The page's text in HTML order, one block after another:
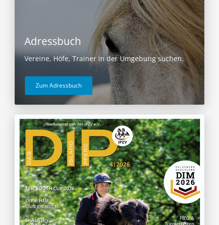
Adressbuch
Vereine, Höfe, Trainer in der Umgebung suchen.
Zum Adressbuch